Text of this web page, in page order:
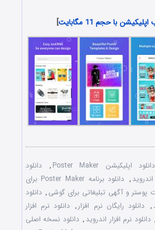
با حجم 11 مگابایت ]
دانلود اپلیکیشن Poster Maker ,
دانلود
,
دانلود برنامه Poster Maker برای
پوستر و آگهی تبلیغاتی برای گوشی , دانلود
, دانلود رایگان نرم افزار , دانلود نرم افزار
, دانلود نرم افزار اندروید , دانلود نسخه اصلی